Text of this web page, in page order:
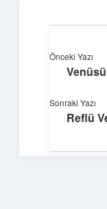
Önceki Yazı
Sonraki Yazı
Reflü